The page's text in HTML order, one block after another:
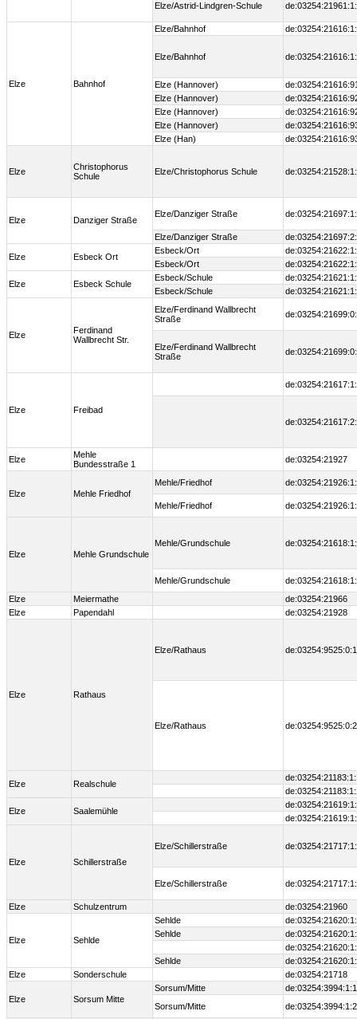
Elze/Astrid-Lindgren-Schule
Elze Bahnhof
Elze/Bahnhof
Elze/Bahnhof
Elze (Hannover)
Elze (Hannover)
Elze (Hannover)
Elze (Hannover)
Elze (Han)
Elze
Christophorus
Schule
Elze/Christophorus Schule
Elze Danziger Straße
Elze/Danziger Straße
Elze/Danziger Straße
Elze Esbeck Ort
Esbeck/Ort
Esbeck/Ort
Elze Esbeck Schule
Esbeck/Schule
Esbeck/Schule
Elze
Ferdinand
Wallbrecht Str.
Elze/Ferdinand Wallbrecht
Straße
Elze/Ferdinand Wallbrecht
Straße
Elze Freibad
Elze
Mehle
Bundesstraße 1
de:03254:21927
Elze Mehle Friedhof
Mehle/Friedhof
Mehle/Friedhof
Elze Mehle Grundschule
Mehle/Grundschule
Mehle/Grundschule
Elze
Meiermathe
de:03254:21966
Elze
Papendahl de:03254:21928
Elze Rathaus
Elze/Rathaus de:03254:9525:0:1
Elze/Rathaus de:03254:9525:0:2
Elze Realschule
Elze Saalemühle
Elze Schillerstraße
Elze/Schillerstraße
Elze/Schillerstraße
Elze Schulzentrum de:03254:21960
Elze Sehlde
Sehlde
Sehlde
Sehlde
Elze
Sonderschule de:03254:21718
Elze Sorsum Mitte
Sorsum/Mitte
de:03254:3994:1:1
Sorsum/Mitte
de:03254:3994:1:2